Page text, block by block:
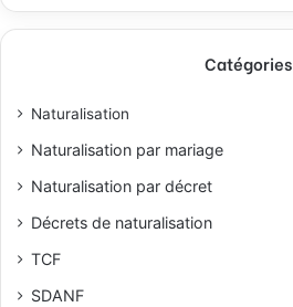
Catégories
Naturalisation
Naturalisation par mariage
Naturalisation par décret
Décrets de naturalisation
TCF
SDANF